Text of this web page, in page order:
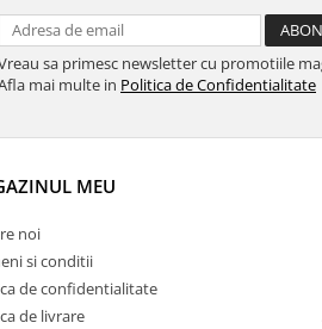
Ceas
Optice
sa primesc newsletter cu promotiile
mai multe in Politica de Confidentialitate
MEU
noi
si conditii
de confidentialitate
de livrare